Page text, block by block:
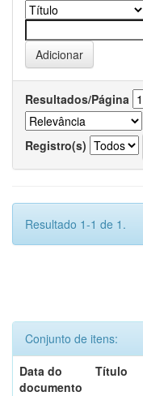
Resultados/Página
Registro(s)
Resultado 1-1 de 1.
Conjunto de itens:
Data do
documento
Título